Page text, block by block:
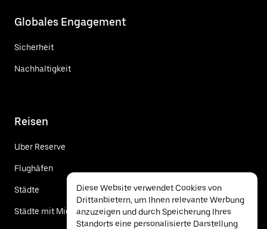
Globales Engagement
Sicherheit
Nachhaltigkeit
Reisen
Uber Reserve
Flughäfen
Städte
Städte mit Mietwagen
Diese Website verwendet Cookies von
Drittanbietern, um Ihnen relevante Werbung
anzuzeigen und durch Speicherung Ihres
Standorts eine personalisierte Darstellung